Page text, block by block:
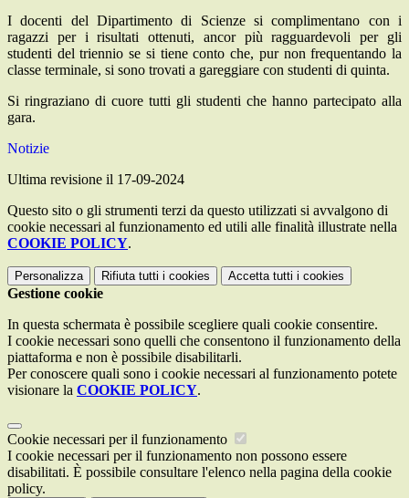
I docenti del Dipartimento di Scienze si complimentano con i
ragazzi per i risultati ottenuti, ancor più ragguardevoli per gli
studenti del triennio se si tiene conto che, pur non frequentando la
classe terminale, si sono trovati a gareggiare con studenti di quinta.
Si ringraziano di cuore tutti gli studenti che hanno partecipato alla
gara.
Notizie
Ultima revisione il 17-09-2024
Questo sito o gli strumenti terzi da questo utilizzati si avvalgono di
cookie necessari al funzionamento ed utili alle finalità illustrate nella
COOKIE POLICY.
Personalizza Rifiuta tutti i cookies Accetta tutti i cookies
Gestione cookie
In questa schermata è possibile scegliere quali cookie consentire.
I cookie necessari sono quelli che consentono il funzionamento della
piattaforma e non è possibile disabilitarli.
Per conoscere quali sono i cookie necessari al funzionamento potete
visionare la COOKIE POLICY.
Cookie necessari per il funzionamento
I cookie necessari per il funzionamento non possono essere
disabilitati. È possibile consultare l'elenco nella pagina della cookie
policy.